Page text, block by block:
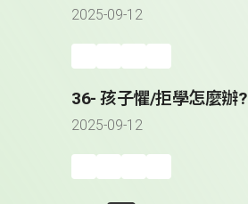
2025-09-12
36- 孩子懼/拒學怎麼辦?
2025-09-12